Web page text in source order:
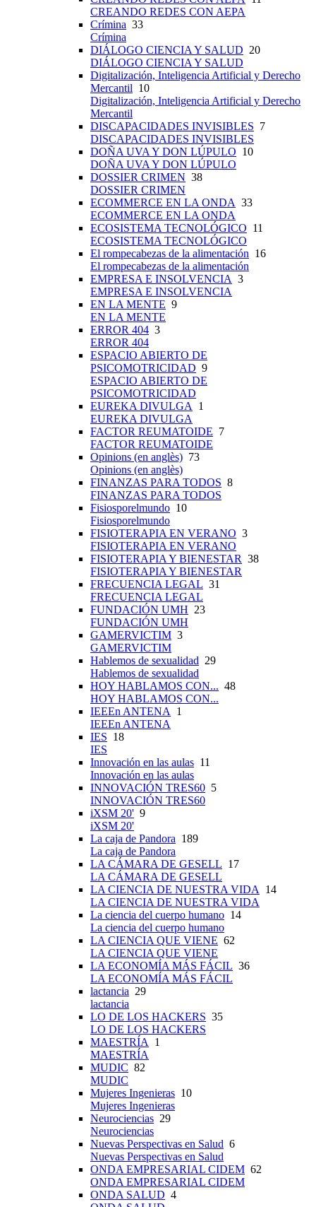
CREANDO REDES CON AEPA
Crímina 33
Crímina
DIÁLOGO CIENCIA Y SALUD 20
DIÁLOGO CIENCIA Y SALUD
Digitalización, Inteligencia Artificial y Derecho
Mercantil 10
Digitalización, Inteligencia Artificial y Derecho
Mercantil
DISCAPACIDADES INVISIBLES 7
DISCAPACIDADES INVISIBLES
DOÑA UVA Y DON LÚPULO 10
DOÑA UVA Y DON LÚPULO
DOSSIER CRIMEN 38
DOSSIER CRIMEN
ECOMMERCE EN LA ONDA 33
ECOMMERCE EN LA ONDA
ECOSISTEMA TECNOLÓGICO 11
ECOSISTEMA TECNOLÓGICO
El rompecabezas de la alimentación 16
El rompecabezas de la alimentación
EMPRESA E INSOLVENCIA 3
EMPRESA E INSOLVENCIA
EN LA MENTE 9
EN LA MENTE
ERROR 404 3
ERROR 404
ESPACIO ABIERTO DE
PSICOMOTRICIDAD 9
ESPACIO ABIERTO DE
PSICOMOTRICIDAD
EUREKA DIVULGA 1
EUREKA DIVULGA
FACTOR REUMATOIDE 7
FACTOR REUMATOIDE
Opinions (en anglès) 73
Opinions (en anglès)
FINANZAS PARA TODOS 8
FINANZAS PARA TODOS
Fisiosporelmundo 10
Fisiosporelmundo
FISIOTERAPIA EN VERANO 3
FISIOTERAPIA EN VERANO
FISIOTERAPIA Y BIENESTAR 38
FISIOTERAPIA Y BIENESTAR
FRECUENCIA LEGAL 31
FRECUENCIA LEGAL
FUNDACIÓN UMH 23
FUNDACIÓN UMH
GAMERVICTIM 3
GAMERVICTIM
Hablemos de sexualidad 29
Hablemos de sexualidad
HOY HABLAMOS CON... 48
HOY HABLAMOS CON...
IEEEn ANTENA 1
IEEEn ANTENA
IES 18
IES
Innovación en las aulas 11
Innovación en las aulas
INNOVACIÓN TRES60 5
INNOVACIÓN TRES60
iXSM 20' 9
iXSM 20'
La caja de Pandora 189
La caja de Pandora
LA CÁMARA DE GESELL 17
LA CÁMARA DE GESELL
LA CIENCIA DE NUESTRA VIDA 14
LA CIENCIA DE NUESTRA VIDA
La ciencia del cuerpo humano 14
La ciencia del cuerpo humano
LA CIENCIA QUE VIENE 62
LA CIENCIA QUE VIENE
LA ECONOMÍA MÁS FÁCIL 36
LA ECONOMÍA MÁS FÁCIL
lactancia 29
lactancia
LO DE LOS HACKERS 35
LO DE LOS HACKERS
MAESTRÍA 1
MAESTRÍA
MUDIC 82
MUDIC
Mujeres Ingenieras 10
Mujeres Ingenieras
Neurociencias 29
Neurociencias
Nuevas Perspectivas en Salud 6
Nuevas Perspectivas en Salud
ONDA EMPRESARIAL CIDEM 62
ONDA EMPRESARIAL CIDEM
ONDA SALUD 4